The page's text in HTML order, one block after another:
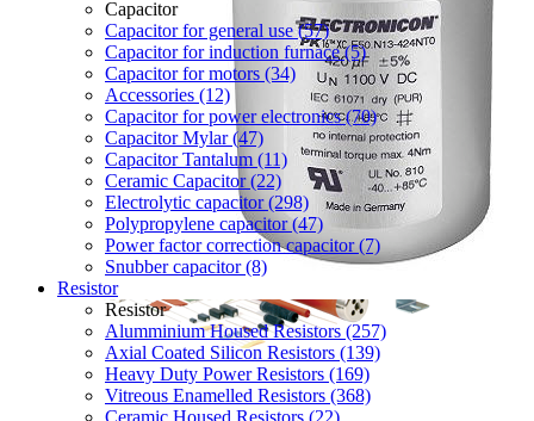
Capacitor
Capacitor for general use (57)
Capacitor for induction furnace (5)
Capacitor for motors (34)
Accessories (12)
Capacitor for power electronics (70)
Capacitor Mylar (47)
Capacitor Tantalum (11)
Ceramic Capacitor (22)
Electrolytic capacitor (298)
Polypropylene capacitor (47)
Power factor correction capacitor (7)
Snubber capacitor (8)
Resistor
Resistor
Alumminium Housed Resistors (257)
Axial Coated Silicon Resistors (139)
Heavy Duty Power Resistors (169)
Vitreous Enamelled Resistors (368)
Ceramic Housed Resistors (22)